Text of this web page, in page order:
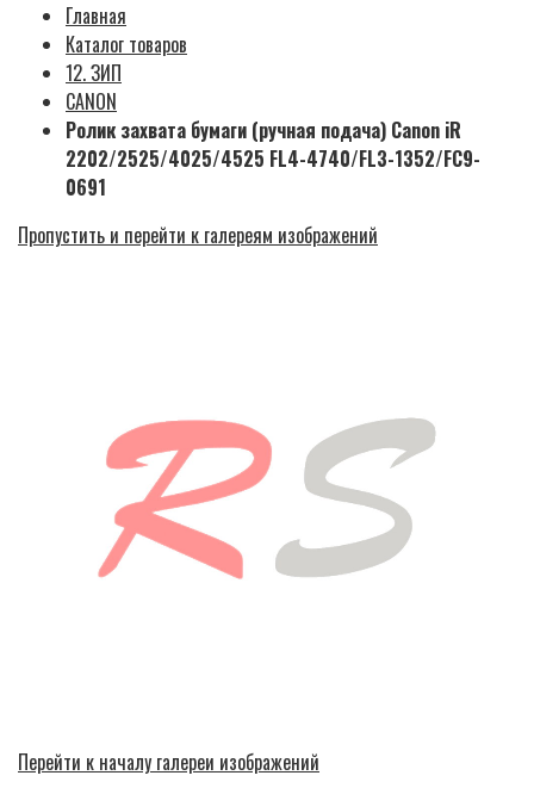
Главная
Каталог товаров
12. ЗИП
CANON
Ролик захвата бумаги (ручная подача) Canon iR
2202/2525/4025/4525 FL4-4740/FL3-1352/FC9-
0691
Пропустить и перейти к галереям изображений
Перейти к началу галереи изображений